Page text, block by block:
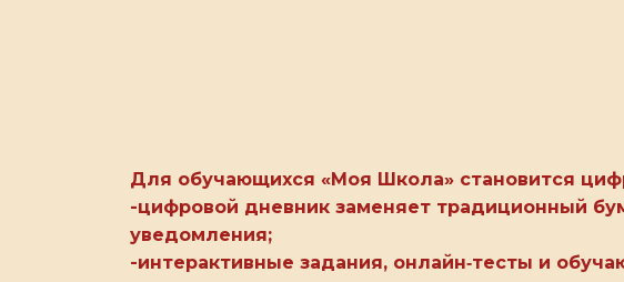
Для обучающихся «Моя Школа» становится
-цифровой дневник заменяет традиционный
уведомления;
-интерактивные задания, онлайн‑тесты и